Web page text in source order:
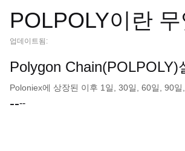
POLPOLY이란
업데이트됨:
Polygon Chain(POLPOLY)
Poloniex에 상장된 이후 1일, 30일, 60일, 90
----